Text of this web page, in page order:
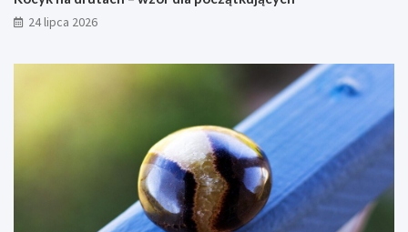
24 lipca 2026